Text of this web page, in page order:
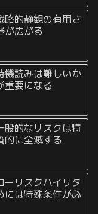
略的静観の有用さ
が広がる
機読みは難しいか
重要になる
般的なリスクは特
的に全滅する
ーリスクハイリタ
には特殊条件が必